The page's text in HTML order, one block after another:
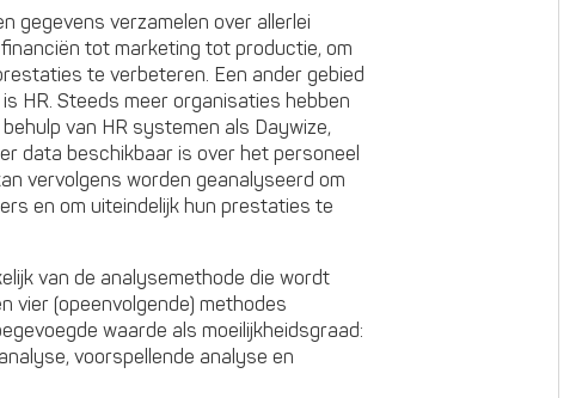
gegevens verzamelen over allerlei
tot marketing tot productie, om
te verbeteren. Een ander gebied
HR. Steeds meer organisaties hebben
van HR systemen als Daywize,
data beschikbaar is over het personeel
vervolgens worden geanalyseerd om
en om uiteindelijk hun prestaties te
van de analysemethode die wordt
vier (opeenvolgende) methodes
waarde als moeilijkheidsgraad:
voorspellende analyse en